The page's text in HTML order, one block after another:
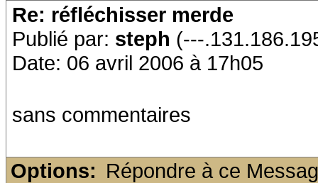
Re: réfléchisser merde
Publié par: steph (---
Date: 06 avril 2006 à 17h05
sans commentaires
Options: Répondre à ce